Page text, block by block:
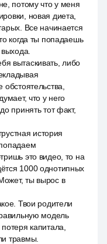
потому что у меня
новая диета,
Все начинается
когда ты попадаешь
вытаскивать, либо
что у него
принять тот факт,
история
это видео, то на
1000 однотипных
ты вырос в
Твои родители
модель
капитала,
травмы.